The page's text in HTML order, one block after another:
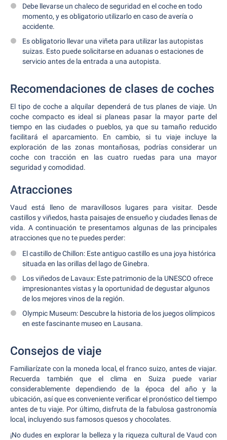
Debe llevarse un chaleco de seguridad en el coche en todo
momento, y es obligatorio utilizarlo en caso de avería o
accidente.
Es obligatorio llevar una viñeta para utilizar las autopistas
suizas. Esto puede solicitarse en aduanas o estaciones de
servicio antes de la entrada a una autopista.
Recomendaciones de clases de coches
El tipo de coche a alquilar dependerá de tus planes de viaje. Un
coche compacto es ideal si planeas pasar la mayor parte del
tiempo en las ciudades o pueblos, ya que su tamaño reducido
facilitará el aparcamiento. En cambio, si tu viaje incluye la
exploración de las zonas montañosas, podrías considerar un
coche con tracción en las cuatro ruedas para una mayor
seguridad y comodidad.
Atracciones
Vaud está lleno de maravillosos lugares para visitar. Desde
castillos y viñedos, hasta paisajes de ensueño y ciudades llenas de
vida. A continuación te presentamos algunas de las principales
atracciones que no te puedes perder:
El castillo de Chillon: Este antiguo castillo es una joya histórica
situada en las orillas del lago de Ginebra.
Los viñedos de Lavaux: Este patrimonio de la UNESCO ofrece
impresionantes vistas y la oportunidad de degustar algunos
de los mejores vinos de la región.
Olympic Museum: Descubre la historia de los juegos olímpicos
en este fascinante museo en Lausana.
Consejos de viaje
Familiarízate con la moneda local, el franco suizo, antes de viajar.
Recuerda también que el clima en Suiza puede variar
considerablemente dependiendo de la época del año y la
ubicación, así que es conveniente verificar el pronóstico del tiempo
antes de tu viaje. Por último, disfruta de la fabulosa gastronomía
local, incluyendo sus famosos quesos y chocolates.
¡No dudes en explorar la belleza y la riqueza cultural de Vaud con